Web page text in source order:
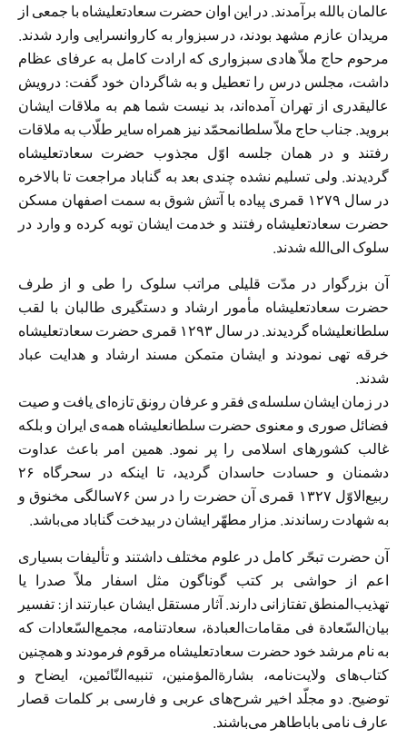
عالمان بالله برآمدند. در این اوان حضرت سعادتعلیشاه با جمعی از
مریدان عازم مشهد بودند، در سبزوار به كاروانسرایی وارد شدند.
مرحوم حاج ملاّ هادی سبزواری كه ارادت كامل به عرفای عظام
داشت، مجلس درس را تعطیل و به شاگردان خود گفت: درویش
عالیقدری از تهران آمده‌اند، بد نیست شما هم به ملاقات ایشان
بروید. جناب حاج ملاّ سلطانمحمّد نیز همراه سایر طلّاب به ملاقات
رفتند و در همان جلسه اوّل مجذوب حضرت سعادتعلیشاه
گردیدند. ولی تسلیم نشده چندی بعد به گناباد مراجعت تا بالاخره
در سال ۱۲۷۹ قمری پیاده با آتش شوق به سمت اصفهان مسكن
حضرت سعادتعلیشاه رفتند و خدمت ایشان توبه كرده و وارد در
سلوک الی‌الله شدند.
آن بزرگوار در مدّت قلیلی مراتب سلوک را طی و از طرف
حضرت سعادتعلیشاه مأمور ارشاد و دستگیری طالبان با لقب
سلطانعلیشاه گردیدند. در سال ۱۲۹۳ قمری حضرت سعادتعلیشاه
خرقه تهی نمودند و ایشان متمكن مسند ارشاد و هدایت عباد
شدند.
در زمان ایشان سلسله‌ی فقر و عرفان رونق تازه‌ای یافت و صیت
فضائل صوری و معنوی حضرت سلطانعلیشاه همه‌ی ایران و بلكه
غالب كشورهای اسلامی را پر نمود. همین امر باعث عداوت
دشمنان و حسادت حاسدان گردید، تا اینكه در سحرگاه ۲۶
ربیع‌الاوّل ۱۳۲۷ قمری آن حضرت را در سن ۷۶سالگی مخنوق و
به شهادت رساندند. مزار مطهّر ایشان در بیدخت گناباد می‌باشد.
آن حضرت تبحّر كامل در علوم مختلف داشتند و تألیفات بسیاری
اعم از حواشی بر كتب گوناگون مثل اسفار ملاّ صدرا یا
تهذیب‌المنطق تفتازانی دارند. آثار مستقل ایشان عبارتند از: تفسیر
بیان‌السّعادة فی مقامات‌العبادة، سعادتنامه، مجمع‌السّعادات كه
به نام مرشد خود حضرت سعادتعلیشاه مرقوم فرمودند و همچنین
كتاب‌های ولایت‌نامه، بشارةالمؤمنین، تنبیه‌النّائمین، ایضاح و
توضیح. دو مجلّد اخیر شرح‌های عربی و فارسی بر كلمات قصار
عارف نامی باباطاهر می‌باشند.